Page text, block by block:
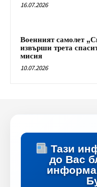
16.07.2026
Военният самолет
извърши трета
мисия
10.07.2026
Тази
до Вас